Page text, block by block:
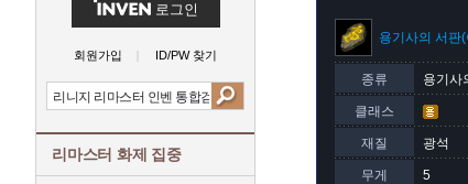
로그인
회원가입 ID/PW 찾기
리마스터 화제 집중
용기사의 서판
종류 용기사
클래스
재질 광석
무게 5